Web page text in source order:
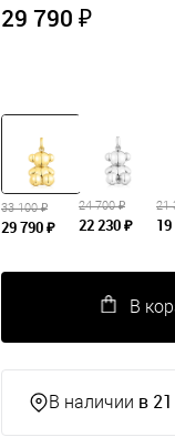
29 790 ₽
33 100 ₽
29 790 ₽
24 700 ₽
22 230 ₽
21
В
В наличии в